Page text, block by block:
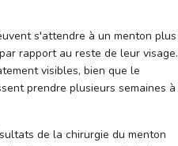
s'attendre à un menton plus
rapport au reste de leur visage.
visibles, bien que le
prendre plusieurs semaines à
de la chirurgie du menton